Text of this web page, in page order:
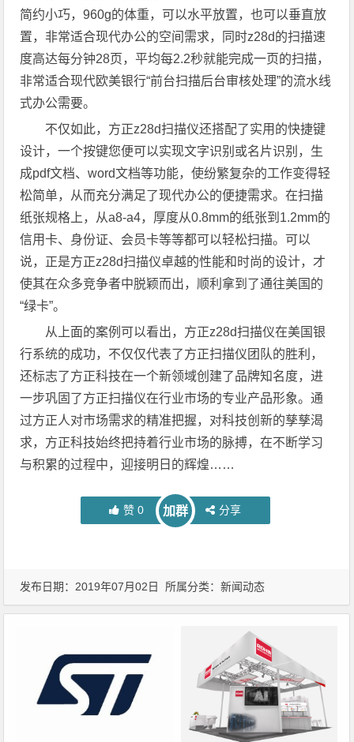
简约小巧，960g的体重，可以水平放置，也可以垂直放
置，非常适合现代办公的空间需求，同时z28d的扫描速
度高达每分钟28页，平均每2.2秒就能完成一页的扫描，
非常适合现代欧美银行“前台扫描后台审核处理”的流水线
式办公需要。
不仅如此，方正z28d扫描仪还搭配了实用的快捷键
设计，一个按键您便可以实现文字识别或名片识别，生
成pdf文档、word文档等功能，使纷繁复杂的工作变得轻
松简单，从而充分满足了现代办公的便捷需求。在扫描
纸张规格上，从a8-a4，厚度从0.8mm的纸张到1.2mm的
信用卡、身份证、会员卡等等都可以轻松扫描。可以
说，正是方正z28d扫描仪卓越的性能和时尚的设计，才
使其在众多竞争者中脱颖而出，顺利拿到了通往美国的
“绿卡”。
从上面的案例可以看出，方正z28d扫描仪在美国银
行系统的成功，不仅仅代表了方正扫描仪团队的胜利，
还标志了方正科技在一个新领域创建了品牌知名度，进
一步巩固了方正扫描仪在行业市场的专业产品形象。通
过方正人对市场需求的精准把握，对科技创新的孳孳渴
求，方正科技始终把持着行业市场的脉搏，在不断学习
与积累的过程中，迎接明日的辉煌……
赞 0 加群 分享
发布日期：2019年07月02日 所属分类：新闻动态